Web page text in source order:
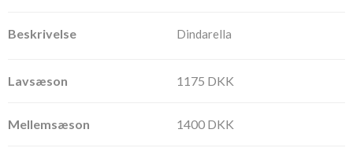
Dindarella
1175 DKK
1400 DKK